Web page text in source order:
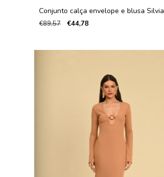
Conjunto calça envelope e blusa Silvia
€89,57 €44,78